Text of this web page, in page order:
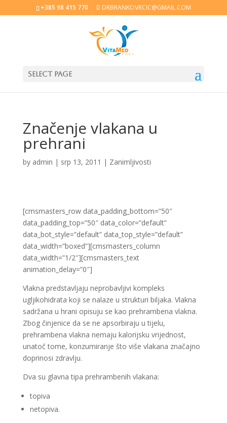
+385 98 415 770 DRBRANKOVRCIC@GMAIL.COM
Select Page
Značenje vlakana u
prehrani
by admin | srp 13, 2011 | Zanimljivosti
[cmsmasters_row data_padding_bottom=”50″
data_padding_top=”50″ data_color=”default”
data_bot_style=”default” data_top_style=”default”
data_width=”boxed”][cmsmasters_column
data_width=”1/2″][cmsmasters_text
animation_delay=”0″]
Vlakna predstavljaju neprobavljivi kompleks
ugljikohidrata koji se nalaze u strukturi biljaka. Vlakna
sadržana u hrani opisuju se kao prehrambena vlakna.
Zbog činjenice da se ne apsorbiraju u tijelu,
prehrambena vlakna nemaju kalorijsku vrijednost,
unatoč tome, konzumiranje što više vlakana značajno
doprinosi zdravlju.
Dva su glavna tipa prehrambenih vlakana:
topiva
netopiva.